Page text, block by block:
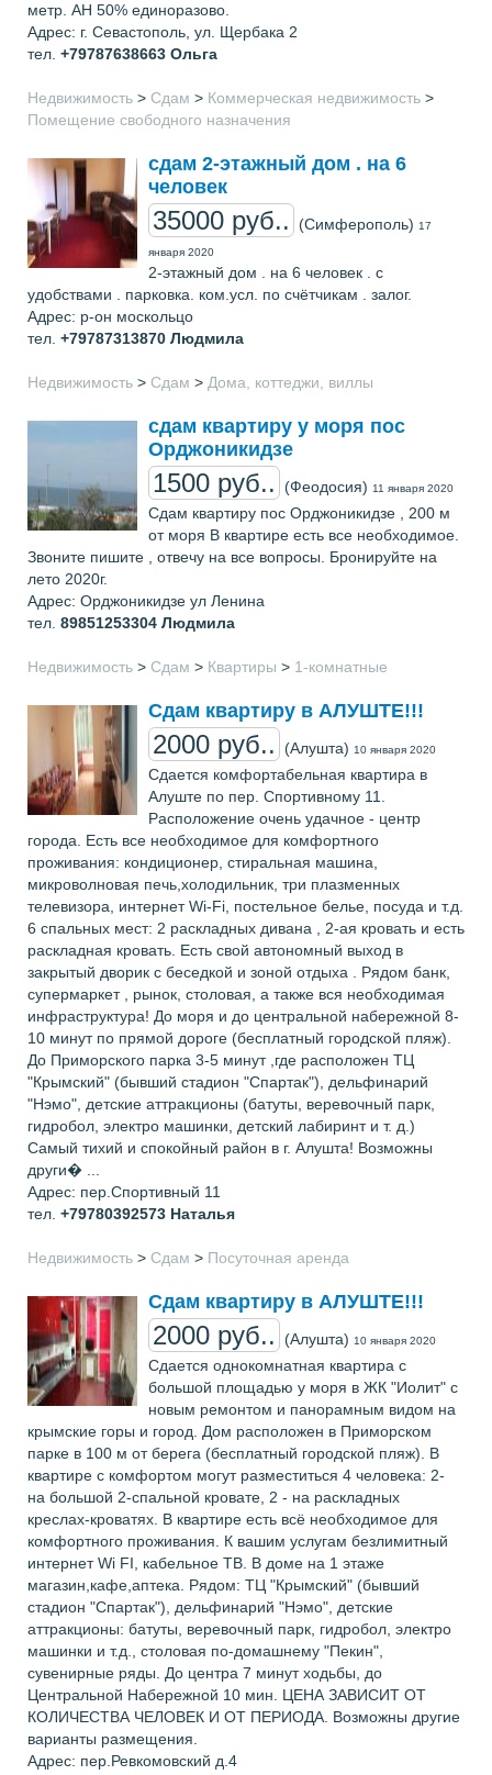
метр. АН 50% единоразово.
Адрес: г. Севастополь, ул. Щербака 2
тел. +79787638663 Ольга
Недвижимость > Сдам > Коммерческая недвижимость >
Помещение свободного назначения
сдам 2-этажный дом . на 6
человек
35000 руб.. (Симферополь) 17
января 2020
2-этажный дом . на 6 человек . с
удобствами . парковка. ком.усл. по счётчикам . залог.
Адрес: р-он москольцо
тел. +79787313870 Людмила
Недвижимость > Сдам > Дома, коттеджи, виллы
сдам квартиру у моря пос
Орджоникидзе
1500 руб.. (Феодосия) 11 января 2020
Сдам квартиру пос Орджоникидзе , 200 м
от моря В квартире есть все необходимое.
Звоните пишите , отвечу на все вопросы. Бронируйте на
лето 2020г.
Адрес: Орджоникидзе ул Ленина
тел. 89851253304 Людмила
Недвижимость > Сдам > Квартиры > 1-комнатные
Сдам квартиру в АЛУШТЕ!!!
2000 руб.. (Алушта) 10 января 2020
Сдается комфортабельная квартира в
Алуште по пер. Спортивному 11.
Расположение очень удачное - центр
города. Есть все необходимое для комфортного
проживания: кондиционер, стиральная машина,
микроволновая печь,холодильник, три плазменных
телевизора, интернет Wi-Fi, постельное белье, посуда и т.д.
6 спальных мест: 2 раскладных дивана , 2-ая кровать и есть
раскладная кровать. Есть свой автономный выход в
закрытый дворик с беседкой и зоной отдыха . Рядом банк,
супермаркет , рынок, столовая, а также вся необходимая
инфраструктура! До моря и до центральной набережной 8-
10 минут по прямой дороге (бесплатный городской пляж).
До Приморского парка 3-5 минут ,где расположен ТЦ
"Крымский" (бывший стадион "Спартак"), дельфинарий
"Нэмо", детские аттракционы (батуты, веревочный парк,
гидробол, электро машинки, детский лабиринт и т. д.)
Самый тихий и спокойный район в г. Алушта! Возможны
други� ...
Адрес: пер.Спортивный 11
тел. +79780392573 Наталья
Недвижимость > Сдам > Посуточная аренда
Сдам квартиру в АЛУШТЕ!!!
2000 руб.. (Алушта) 10 января 2020
Сдается однокомнатная квартира с
большой площадью у моря в ЖК "Иолит" с
новым ремонтом и панорамным видом на
крымские горы и город. Дом расположен в Приморском
парке в 100 м от берега (бесплатный городской пляж). В
квартире с комфортом могут разместиться 4 человека: 2-
на большой 2-спальной кровате, 2 - на раскладных
креслах-кроватях. В квартире есть всё необходимое для
комфортного проживания. К вашим услугам безлимитный
интернет Wi FI, кабельное ТВ. В доме на 1 этаже
магазин,кафе,аптека. Рядом: ТЦ "Крымский" (бывший
стадион "Спартак"), дельфинарий "Нэмо", детские
аттракционы: батуты, веревочный парк, гидробол, электро
машинки и т.д., столовая по-домашнему "Пекин",
сувенирные ряды. До центра 7 минут ходьбы, до
Центральной Набережной 10 мин. ЦЕНА ЗАВИСИТ ОТ
КОЛИЧЕСТВА ЧЕЛОВЕК И ОТ ПЕРИОДА. Возможны другие
варианты размещения.
Адрес: пер.Ревкомовский д.4